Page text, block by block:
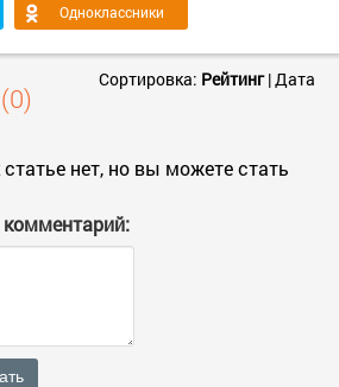
Одноклассники
(0)
Сортировка: Рейтинг|Дата
нет, но вы можете стать